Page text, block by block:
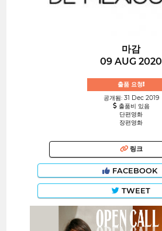
마감
09 AUG 2020
출품 요청!
공개됨: 31 Dec 2019
출품비 있음
단편영화
장편영화
링크
FACEBOOK
TWEET